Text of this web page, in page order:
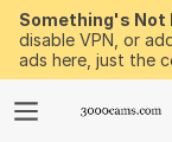
Something's Not
disable VPN, or
ads here, just the